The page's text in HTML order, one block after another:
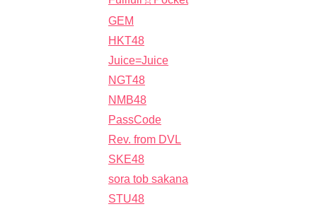
GEM
HKT48
Juice=Juice
NGT48
NMB48
PassCode
Rev. from DVL
SKE48
sora tob sakana
STU48